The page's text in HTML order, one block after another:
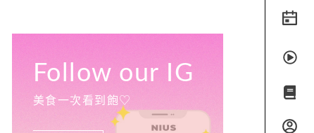
Follow our IG
美食一次看到飽♡